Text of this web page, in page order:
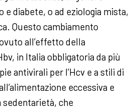
e diabete, o ad eziologia mista,
Questo cambiamento
all’effetto della
in Italia obbligatoria da più
antivirali per l’Hcv e a stili di
eccessiva e
sedentarietà, che